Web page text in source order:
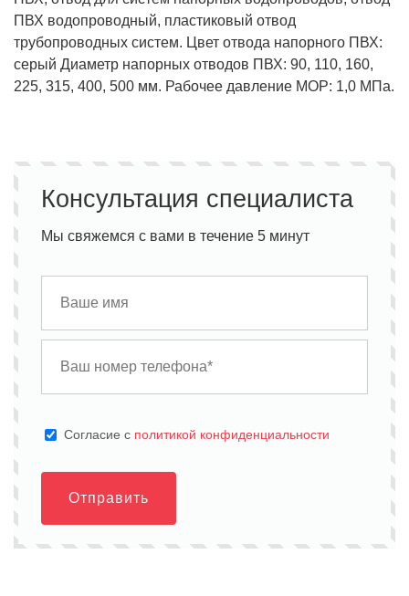
ПВХ водопроводный, пластиковый отвод
трубопроводных систем. Цвет отвода напорного ПВХ:
серый Диаметр напорных отводов ПВХ: 90, 110, 160,
225, 315, 400, 500 мм. Рабочее давление MOP: 1,0 МПа.
Консультация специалиста
Мы свяжемся с вами в течение 5 минут
Cогласие с политикой конфиденциальности
Отправить